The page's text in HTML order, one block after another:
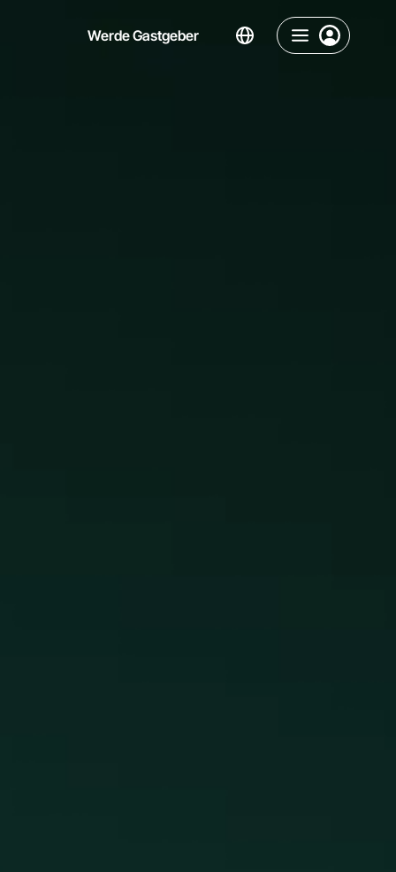
Werde Gastgeber